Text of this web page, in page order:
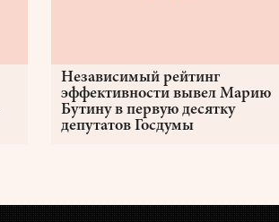
Независимый рейтинг
эффективности вывел Марию
Бутину в первую десятку
депутатов Госдумы